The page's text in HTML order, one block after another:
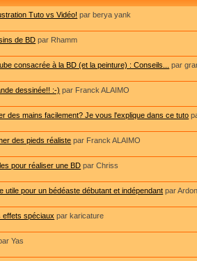
Tuto vs Vidéo! par berya yank
de BD par Rhamm
consacrée à la BD (et la peinture) : Conseils... par
dessinée!! :-) par Franck ALAIMO
des mains facilement? Je vous l'explique dans ce tuto
des pieds réaliste par Franck ALAIMO
pour réaliser une BD par Chriss
utile pour un bédéaste débutant et indépendant par
spéciaux par karicature
Yas